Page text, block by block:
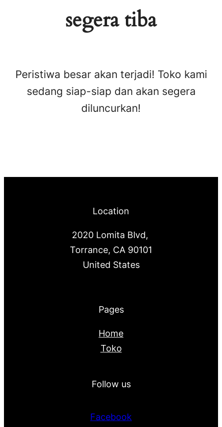
segera tiba
Peristiwa besar akan terjadi! Toko kami
sedang siap-siap dan akan segera
diluncurkan!
Location
2020 Lomita Blvd,
Torrance, CA 90101
United States
Pages
Home
Toko
Follow us
Facebook